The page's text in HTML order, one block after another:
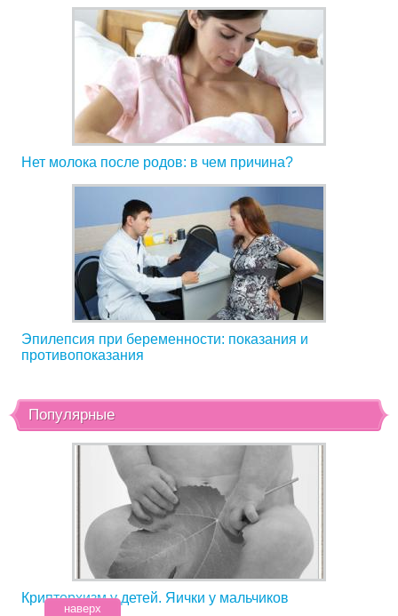
Нет молока после родов: в чем причина?
Эпилепсия при беременности: показания и
противопоказания
Популярные
Крипторхизм у детей. Яички у мальчиков
наверх